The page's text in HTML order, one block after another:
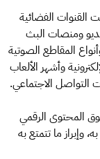
القنوات الفضائية
ومنصات البث
المقاطع الصوتية
وأشهر الألعاب
التواصل الاجتماعي.
المحتوى الرقمي
وإبراز ما تتمتع به